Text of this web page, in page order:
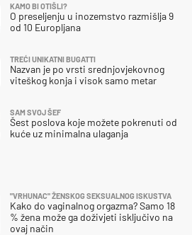
"VRHUNAC" ŽENSKOG SEKSUALNOG ISKUSTVA
Kako do vaginalnog orgazma? Samo 18
% žena može ga doživjeti isključivo na
ovaj način
KAMO BI OTIŠLI?
O preseljenju u inozemstvo razmišlja 9
od 10 Europljana
TREĆI UNIKATNI BUGATTI
Nazvan je po vrsti srednjovjekovnog
viteškog konja i visok samo metar
SAM SVOJ ŠEF
Šest poslova koje možete pokrenuti od
kuće uz minimalna ulaganja